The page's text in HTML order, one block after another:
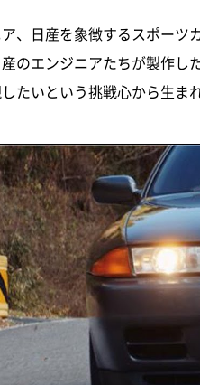
、日産を象徴するスポーツ
のエンジニアたちが製作
たいという挑戦心から生ま